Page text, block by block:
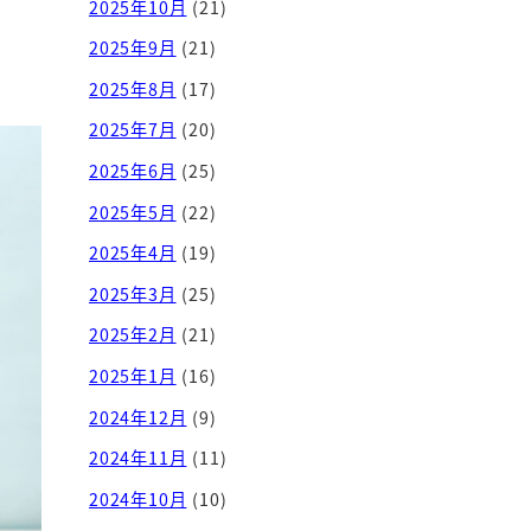
2025年10月 (21)
2025年9月 (21)
2025年8月 (17)
2025年7月 (20)
2025年6月 (25)
2025年5月 (22)
2025年4月 (19)
2025年3月 (25)
2025年2月 (21)
2025年1月 (16)
2024年12月 (9)
2024年11月 (11)
2024年10月 (10)